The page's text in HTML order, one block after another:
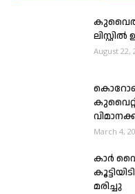
കുവൈത്ത്
August 22,
കൊറോണ
March 4,
കാര്‍
മരിച്ചു